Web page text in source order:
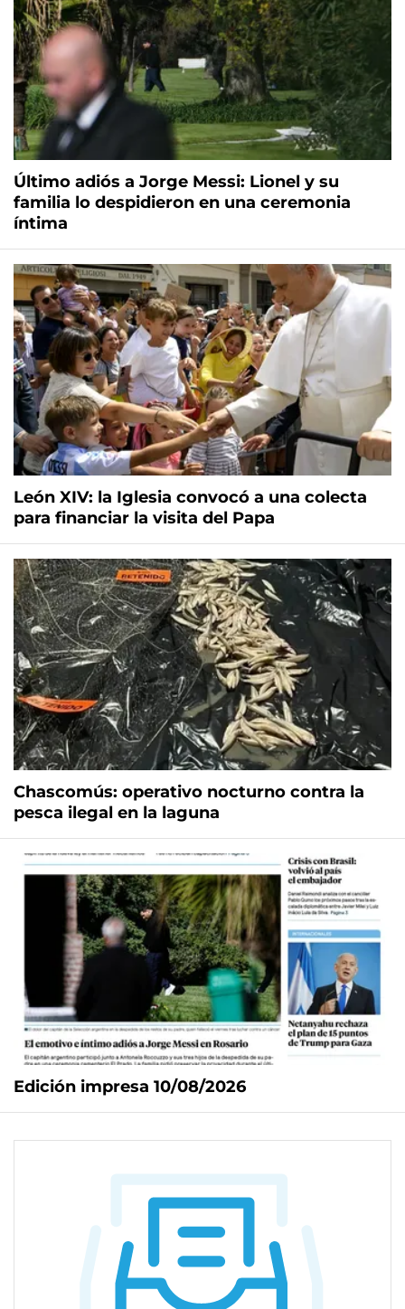
Último adiós a Jorge Messi: Lionel y su
familia lo despidieron en una ceremonia
íntima
León XIV: la Iglesia convocó a una colecta
para financiar la visita del Papa
Chascomús: operativo nocturno contra la
pesca ilegal en la laguna
Edición impresa 10/08/2026